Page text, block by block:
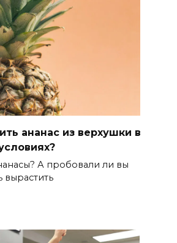
ананас из верхушки в
А пробовали ли вы
вырастить